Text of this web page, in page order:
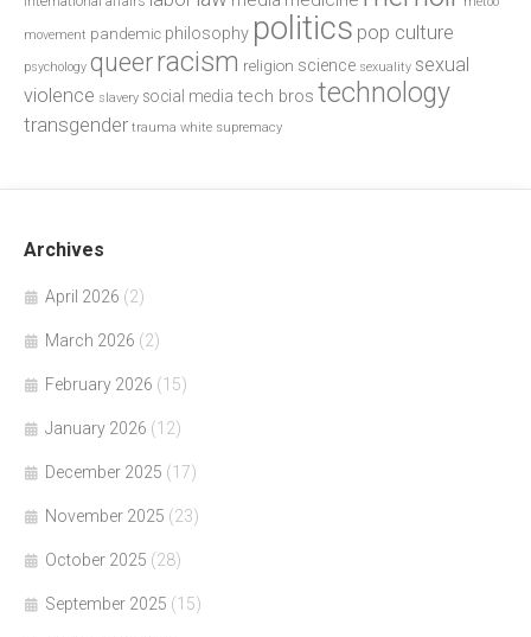
movement pandemic philosophy politics pop culture
psychology queerracism religion science sexuality sexual
violence slavery social media tech bros technology
transgender trauma white supremacy
Archives
April 2026 (2)
March 2026 (2)
February 2026 (15)
January 2026 (12)
December 2025 (17)
November 2025 (23)
October 2025 (28)
September 2025 (15)